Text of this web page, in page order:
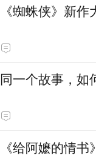
《蜘蛛侠》新
同一个故事，如
《给阿嬷的情